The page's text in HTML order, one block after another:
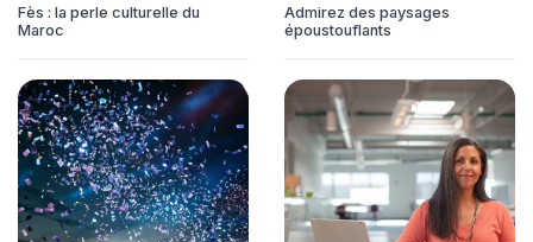
Fès : la perle culturelle du
Maroc
Admirez des paysages
époustouflants